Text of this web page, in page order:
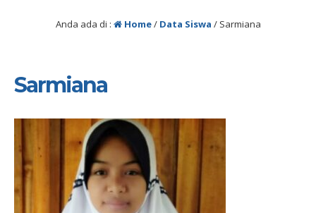
Anda ada di : Home/ Data Siswa / Sarmiana
Sarmiana